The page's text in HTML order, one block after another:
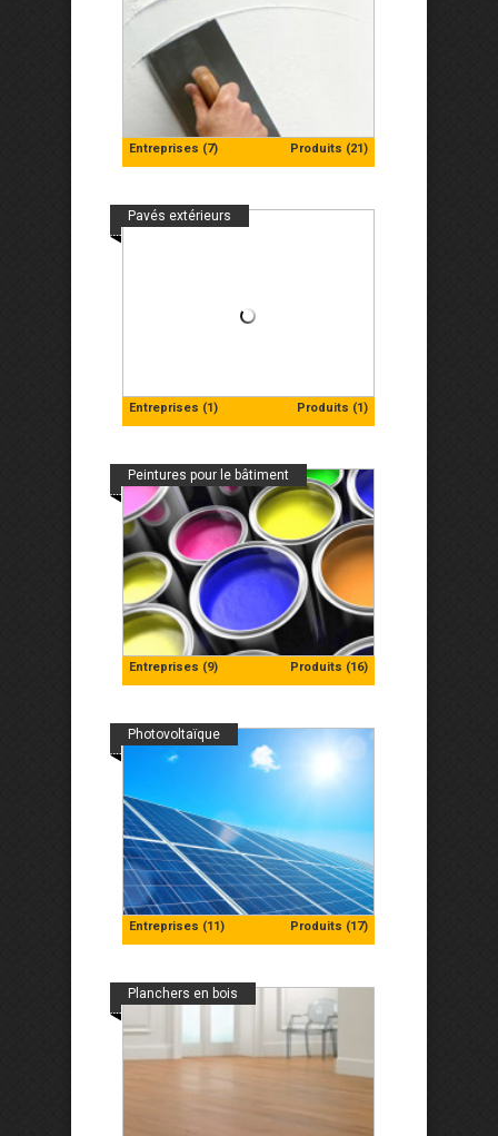
Entreprises (7) Produits (21)
Entreprises (1) Produits (1)
Pavés extérieurs
Entreprises (9) Produits (16)
Peintures pour le bâtiment
Entreprises (11) Produits (17)
Photovoltaïque
Planchers en bois